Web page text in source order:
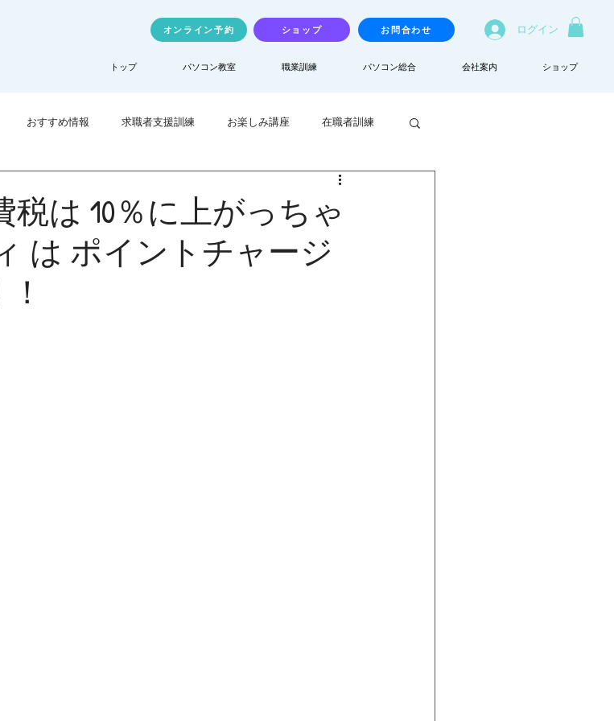
オンライン予約 ショップ お問合わせ ログイン
トップ パソコン教室 職業訓練 パソコン総合 会社案内 ショップ
おすすめ情報 求職者支援訓練 お楽しみ講座 在職者訓練
は 10％に上がっちゃ
は ポイントチャージ